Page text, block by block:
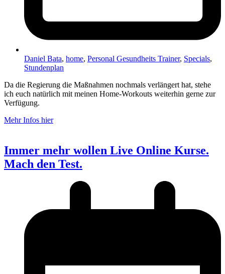
Daniel Bata, home, Personal Gesundheits Trainer, Specials,
Stundenplan
Da die Regierung die Maßnahmen nochmals verlängert hat, stehe
ich euch natürlich mit meinen Home-Workouts weiterhin gerne zur
Verfügung.
Mehr Infos hier
Immer mehr wollen Live Online Kurse.
Mach den Test.